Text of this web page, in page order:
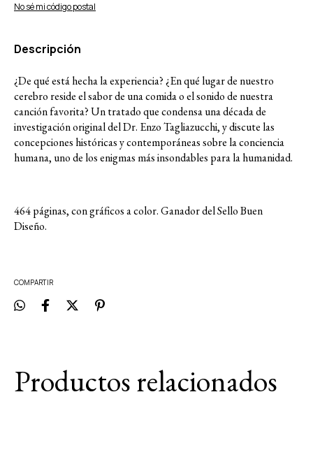
No sé mi código postal
Descripción
¿De qué está hecha la experiencia? ¿En qué lugar de nuestro
cerebro reside el sabor de una comida o el sonido de nuestra
canción favorita? Un tratado que condensa una década de
investigación original del Dr. Enzo Tagliazucchi, y discute las
concepciones históricas y contemporáneas sobre la conciencia
humana, uno de los enigmas más insondables para la humanidad.
464 páginas, con gráficos a color. Ganador del Sello Buen
Diseño.
COMPARTIR
Productos relacionados